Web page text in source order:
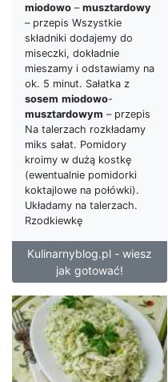
miodowo – musztardowy
– przepis Wszystkie
składniki dodajemy do
miseczki, dokładnie
mieszamy i odstawiamy na
ok. 5 minut. Sałatka z
sosem miodowo-
musztardowym – przepis
Na talerzach rozkładamy
miks sałat. Pomidory
kroimy w dużą kostkę
(ewentualnie pomidorki
koktajlowe na połówki).
Układamy na talerzach.
Rzodkiewkę
Kulinarnyblog.pl - wiesz
jak gotować!